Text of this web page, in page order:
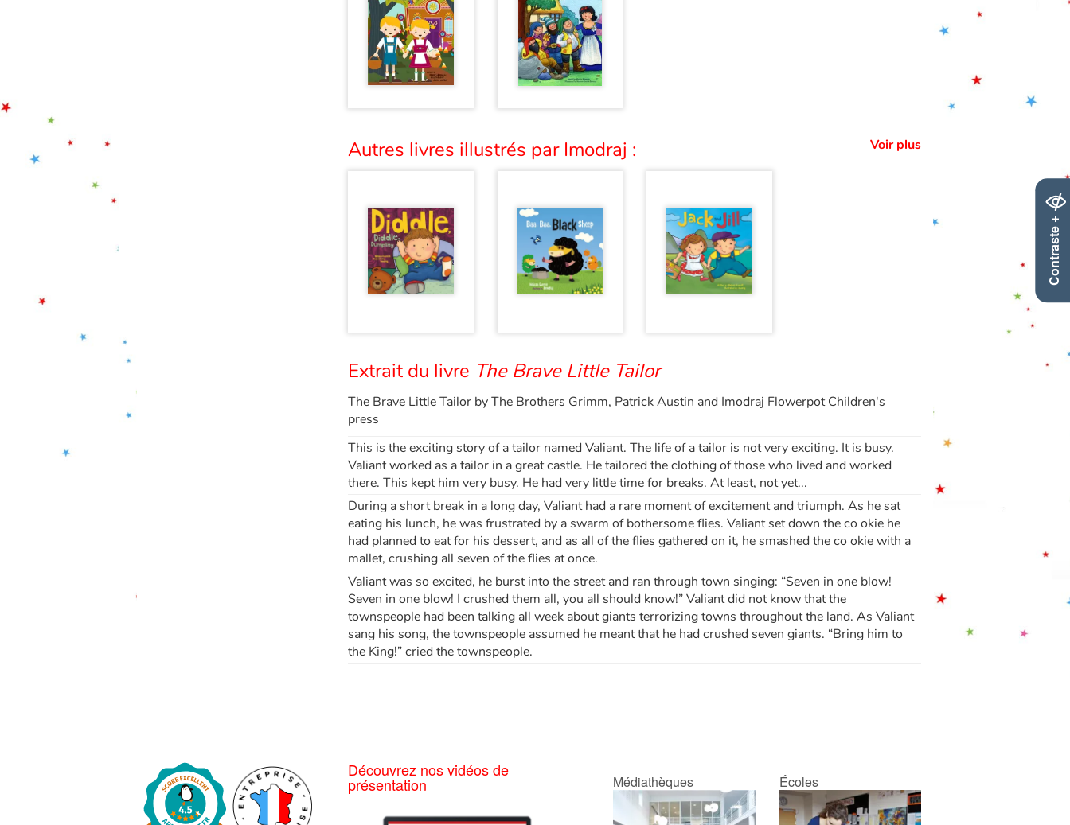
Contraste +
Autres livres illustrés par Imodraj : Voir plus
Extrait du livre The Brave Little Tailor
The Brave Little Tailor by The Brothers Grimm, Patrick Austin and Imodraj Flowerpot Children's
press
This is the exciting story of a tailor named Valiant. The life of a tailor is not very exciting. It is busy.
Valiant worked as a tailor in a great castle. He tailored the clothing of those who lived and worked
there. This kept him very busy. He had very little time for breaks. At least, not yet...
During a short break in a long day, Valiant had a rare moment of excitement and triumph. As he sat
eating his lunch, he was frustrated by a swarm of bothersome flies. Valiant set down the co okie he
had planned to eat for his dessert, and as all of the flies gathered on it, he smashed the co okie with a
mallet, crushing all seven of the flies at once.
Valiant was so excited, he burst into the street and ran through town singing: “Seven in one blow!
Seven in one blow! I crushed them all, you all should know!” Valiant did not know that the
townspeople had been talking all week about giants terrorizing towns throughout the land. As Valiant
sang his song, the townspeople assumed he meant that he had crushed seven giants. “Bring him to
the King!” cried the townspeople.
Découvrez nos vidéos de
présentation Médiathèques Écoles